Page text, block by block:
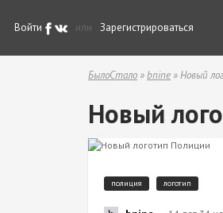
Войти или Зарегистрироваться
БылоСтало »bnine » Новый
Новый
полиция логотип